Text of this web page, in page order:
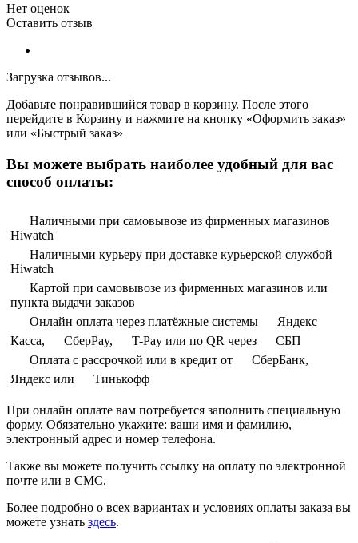
Нет оценок
Оставить отзыв
Загрузка отзывов...
Добавьте понравившийся товар в корзину. После этого
перейдите в Корзину и нажмите на кнопку «Оформить заказ»
или «Быстрый заказ»
Вы можете выбрать наиболее удобный для вас
способ оплаты:
Наличными при самовывозе из фирменных магазинов
Hiwatch
Наличными курьеру при доставке курьерской службой
Hiwatch
Картой при самовывозе из фирменных магазинов или
пункта выдачи заказов
Онлайн оплата через платёжные системы
Яндекс
Касса,
СберPay, T-Pay или по QR через
СБП
Оплата с рассрочкой или в кредит от
СберБанк,
Яндекс или
Тинькофф
При онлайн оплате вам потребуется заполнить специальную
форму. Обязательно укажите: ваши имя и фамилию,
электронный адрес и номер телефона.
Также вы можете получить ссылку на оплату по электронной
почте или в СМС.
Более подробно о всех вариантах и условиях оплаты заказа вы
можете узнать здесь.